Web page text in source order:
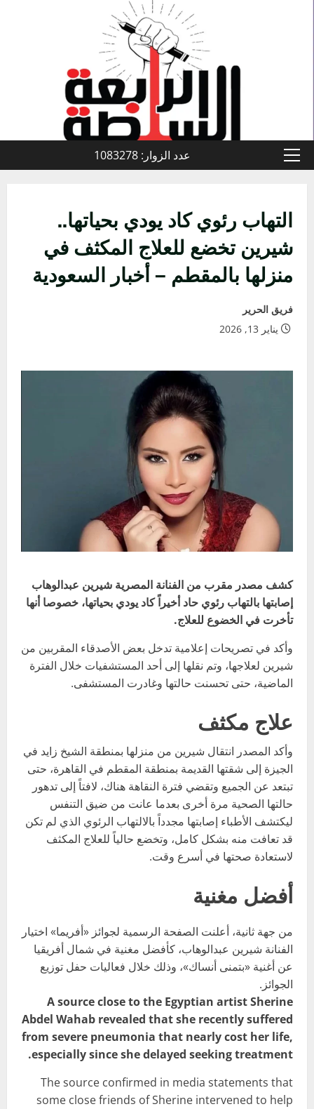
القائمة
عدد الزوار: 1083278
التهاب رئوي كاد يودي بحياتها..
شيرين تخضع للعلاج المكثف في
منزلها بالمقطم – أخبار السعودية
فريق الحرير
يناير 13, 2026
كشف مصدر مقرب من الفنانة المصرية شيرين عبدالوهاب
إصابتها بالتهاب رئوي حاد أخيراً كاد يودي بحياتها، خصوصا أنها
تأخرت في الخضوع للعلاج.
وأكد في تصريحات إعلامية تدخل بعض الأصدقاء المقربين من
شيرين لعلاجها، وتم نقلها إلى أحد المستشفيات خلال الفترة
الماضية، حتى تحسنت حالتها وغادرت المستشفى.
علاج مكثف
وأكد المصدر انتقال شيرين من منزلها بمنطقة الشيخ زايد في
الجيزة إلى شقتها القديمة بمنطقة المقطم في القاهرة، حتى
تبتعد عن الجميع وتقضي فترة النقاهة هناك، لافتاً إلى تدهور
حالتها الصحية مرة أخرى بعدما عانت من ضيق التنفس
ليكتشف الأطباء إصابتها مجدداً بالالتهاب الرئوي الذي لم تكن
قد تعافت منه بشكل كامل، وتخضع حالياً للعلاج المكثف
لاستعادة صحتها في أسرع وقت.
أفضل مغنية
من جهة ثانية، أعلنت الصفحة الرسمية لجوائز «أفريما» اختيار
الفنانة شيرين عبدالوهاب، كأفضل مغنية في شمال أفريقيا
عن أغنية «بتمنى أنساك»، وذلك خلال فعاليات حفل توزيع
الجوائز.
A source close to the Egyptian artist Sherine
Abdel Wahab revealed that she recently suffered
from severe pneumonia that nearly cost her life,
especially since she delayed seeking treatment.
The source confirmed in media statements that
some close friends of Sherine intervened to help